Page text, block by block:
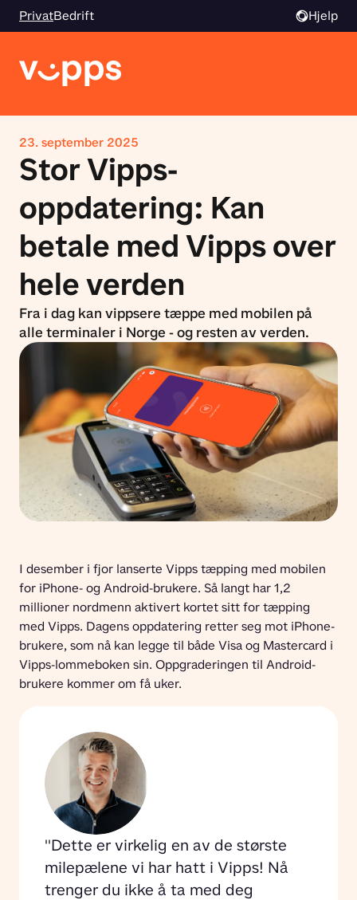
PrivatBedrift Hjelp
23. september 2025
Stor Vipps-
oppdatering: Kan
betale med Vipps over
hele verden
Fra i dag kan vippsere tæppe med mobilen på
alle terminaler i Norge - og resten av verden.
I desember i fjor lanserte Vipps tæpping med mobilen
for iPhone- og Android-brukere. Så langt har 1,2
millioner nordmenn aktivert kortet sitt for tæpping
med Vipps. Dagens oppdatering retter seg mot iPhone-
brukere, som nå kan legge til både Visa og Mastercard i
Vipps-lommeboken sin. Oppgraderingen til Android-
brukere kommer om få uker.
Dette er virkelig en av de største
milepælene vi har hatt i Vipps! Nå
trenger du ikke å ta med deg